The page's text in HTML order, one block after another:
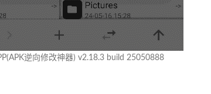
逆向修改神器) v2.18.3 build 25050888